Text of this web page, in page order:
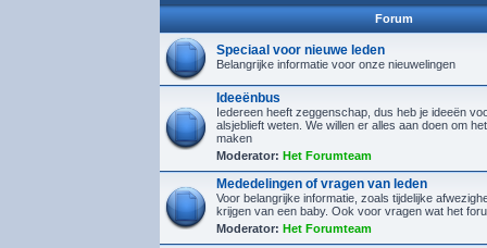
Forum
Speciaal voor nieuwe leden
Belangrijke informatie voor onze nieuwelingen
Ideeënbus
Iedereen heeft zeggenschap, dus heb je ideeën
alsjeblieft weten. We willen er alles aan doen om
maken
Moderator: Het Forumteam
Mededelingen of vragen van leden
Voor belangrijke informatie, zoals tijdelijke
krijgen van een baby. Ook voor vragen wat het
Moderator: Het Forumteam